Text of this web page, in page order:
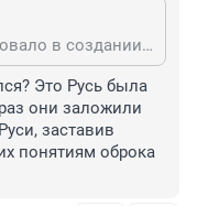
меньшинство и оно не участвовало в создании России. Это колонии
Это Русь была
они заложили
заставив
понятиям оброка